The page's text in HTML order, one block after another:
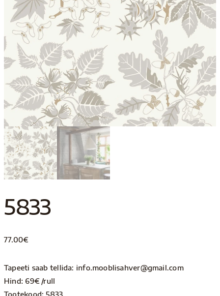
5833
77.00€
Tapeeti saab tellida: info.mooblisahver@gmail.com
Hind: 69€ /rull
Tootekood: 5833